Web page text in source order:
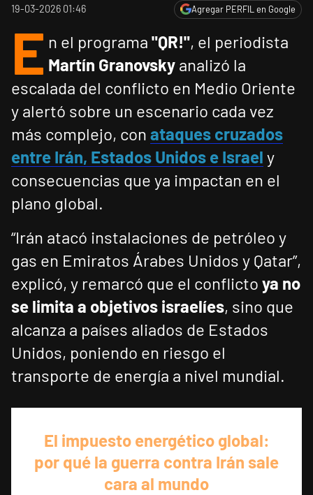
19-03-2026 01:46 Agregar PERFIL en Google
E n el programa "QR!", el periodista
Martín Granovsky analizó la
escalada del conflicto en Medio Oriente
y alertó sobre un escenario cada vez
más complejo, con ataques cruzados
entre Irán, Estados Unidos e Israel y
consecuencias que ya impactan en el
plano global.
“Irán atacó instalaciones de petróleo y
gas en Emiratos Árabes Unidos y Qatar”,
explicó, y remarcó que el conflicto ya no
se limita a objetivos israelíes, sino que
alcanza a países aliados de Estados
Unidos, poniendo en riesgo el
transporte de energía a nivel mundial.
El impuesto energético global:
por qué la guerra contra Irán sale
cara al mundo